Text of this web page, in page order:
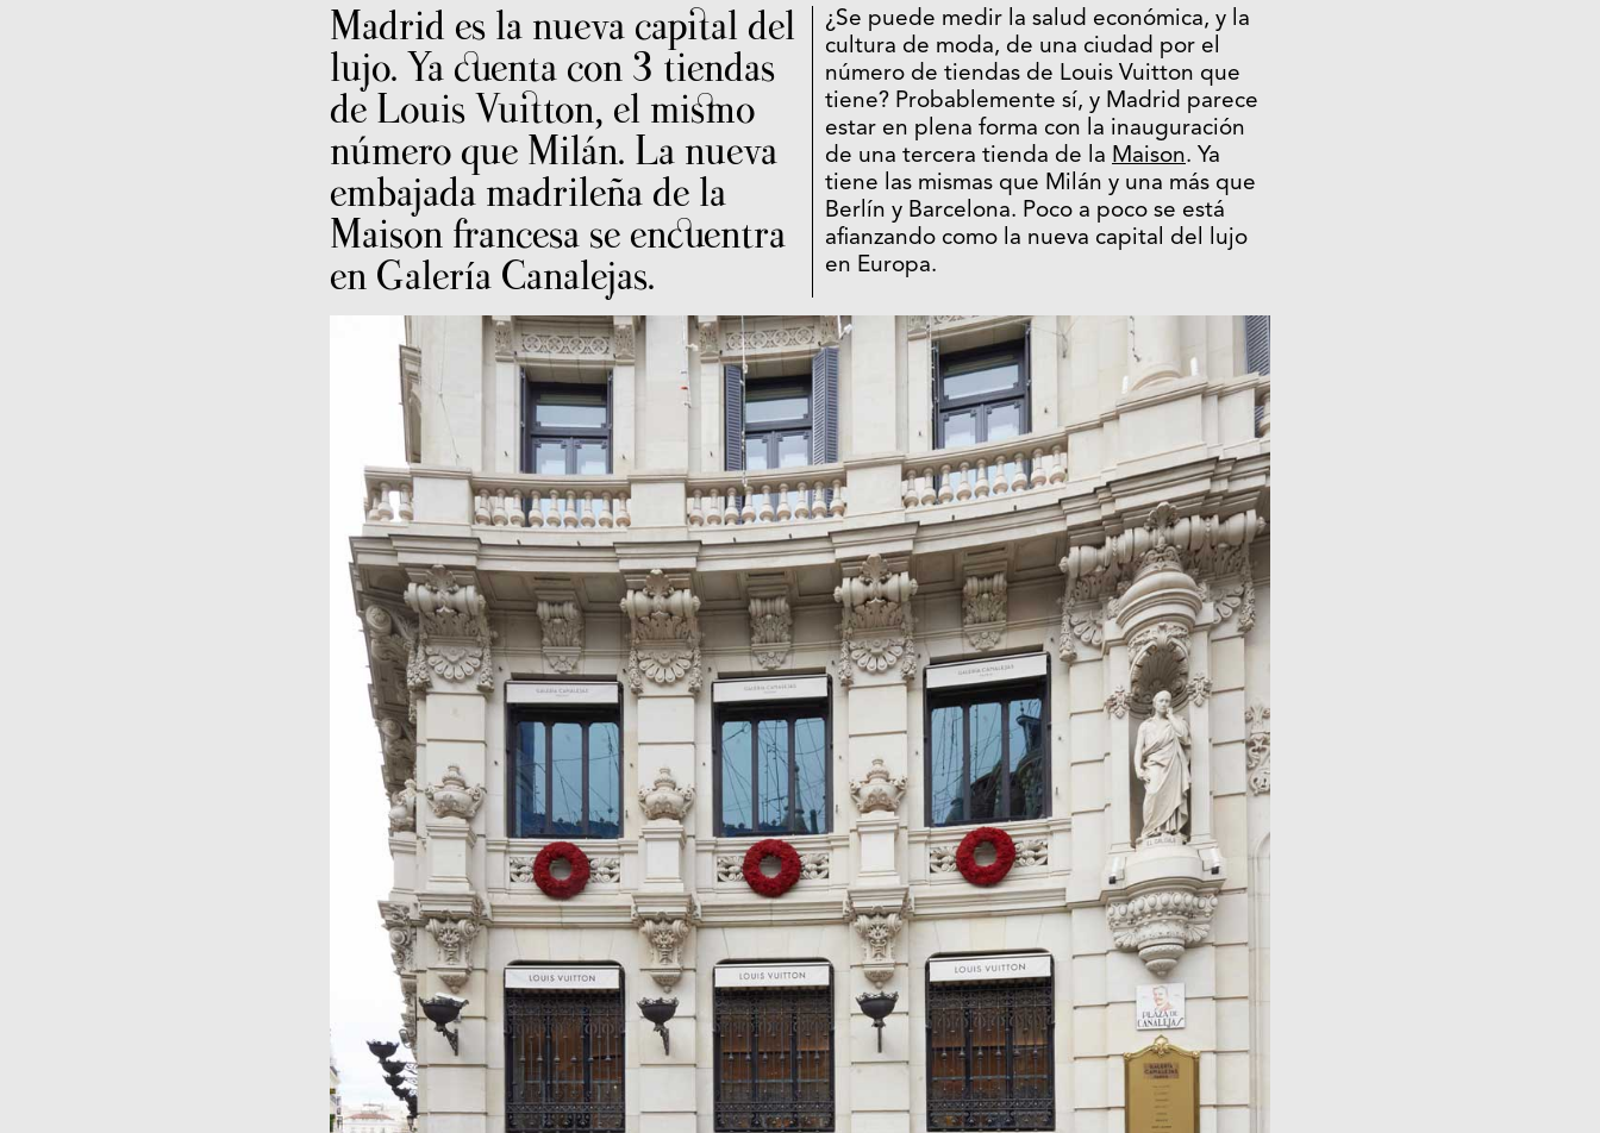
Madrid es la nueva capital del
lujo. Ya cuenta con 3 tiendas
de Louis Vuitton, el mismo
número que Milán. La nueva
embajada madrileña de la
Maison francesa se encuentra
en Galería Canalejas.
¿Se puede medir la salud económica, y la
cultura de moda, de una ciudad por el
número de tiendas de Louis Vuitton que
tiene? Probablemente sí, y Madrid parece
estar en plena forma con la inauguración
de una tercera tienda de la Maison. Ya
tiene las mismas que Milán y una más que
Berlín y Barcelona. Poco a poco se está
afianzando como la nueva capital del lujo
en Europa.